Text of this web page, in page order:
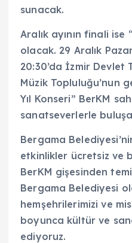
sunacak.
Aralık ayının finali ise
olacak. 29 Aralık
20:30’da İzmir Devlet
Müzik Topluluğu’nun
Yıl Konseri” BerKM
sanatseverlerle
Bergama
etkinlikler ücretsiz ve
BerKM gişesinden
Bergama Belediyesi
hemşehrilerimizi ve
boyunca kültür ve
ediyoruz.